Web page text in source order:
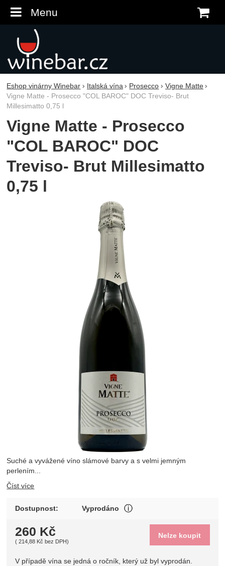
Menu
Eshop vinárny Winebar Italská vína Prosecco
Vigne Matte
Vigne Matte - Prosecco "COL BAROC" DOC Treviso- Brut
Millesimatto 0,75 l
Vigne Matte - Prosecco
"COL BAROC" DOC
Treviso- Brut Millesimatto
0,75 l
Suché a vyvážené víno slámové barvy a s velmi jemným
perlením...
Číst více
Dostupnost: Vyprodáno
260 Kč
( 214,88 Kč bez DPH)
Nelze koupit
V případě vína se jedná o ročník, který už byl vyprodán.